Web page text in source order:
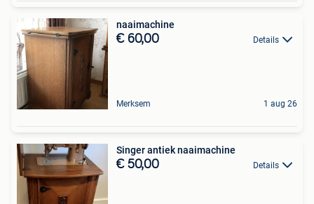
naaimachine
€ 60,00 Details
Merksem 1 aug 26
Singer antiek naaimachine
€ 50,00 Details